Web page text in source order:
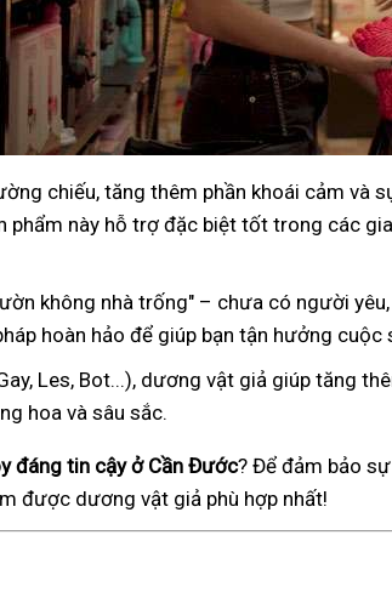
chiếu, tăng thêm phần khoái cảm và
phẩm này hỗ trợ đặc biệt tốt trong các
không nhà trống" – chưa có người
hoàn hảo để giúp bạn tận hưởng
Les, Bot...), dương vật giả giúp tăng
hoa và sâu sắc.
đáng tin cậy ở Cần Đước? Để đảm bảo
được dương vật giả phù hợp nhất!